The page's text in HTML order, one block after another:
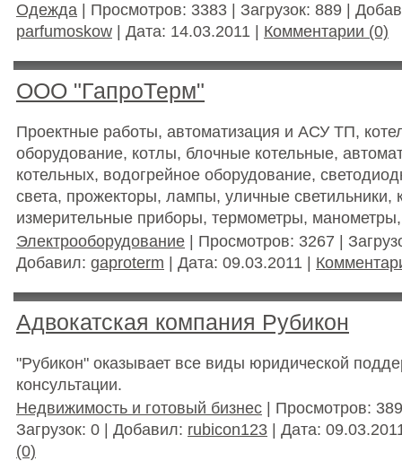
Одежда | Просмотров: 3383 | Загрузок: 889 |
parfumoskow | Дата: 14.03.2011 Комментарии (0)
ООО "ГапроТерм"
Проектные работы, автоматизация и АСУ ТП,
оборудование, котлы, блочные котельные,
котельных, водогрейное оборудование,
света, прожекторы, лампы, уличные светильники,
измерительные приборы, термометры, манометры,
Электрооборудование | Просмотров: 3267 |
Добавил: gaproterm | Дата: 09.03.2011
Адвокатская компания Рубикон
"Рубикон" оказывает все виды юридической
консультации.
Недвижимость и готовый бизнес | Просмотров:
Загрузок: 0 | Добавил: rubicon123 | Дата:
(0)